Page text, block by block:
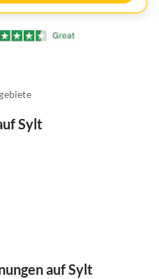
Sylt
auf Sylt